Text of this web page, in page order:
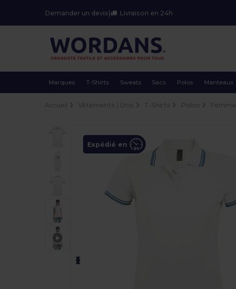
Demander un devis | Livraison en 24h
Marques T-Shirts Sweats Sacs Polos Manteaux
Expédié en